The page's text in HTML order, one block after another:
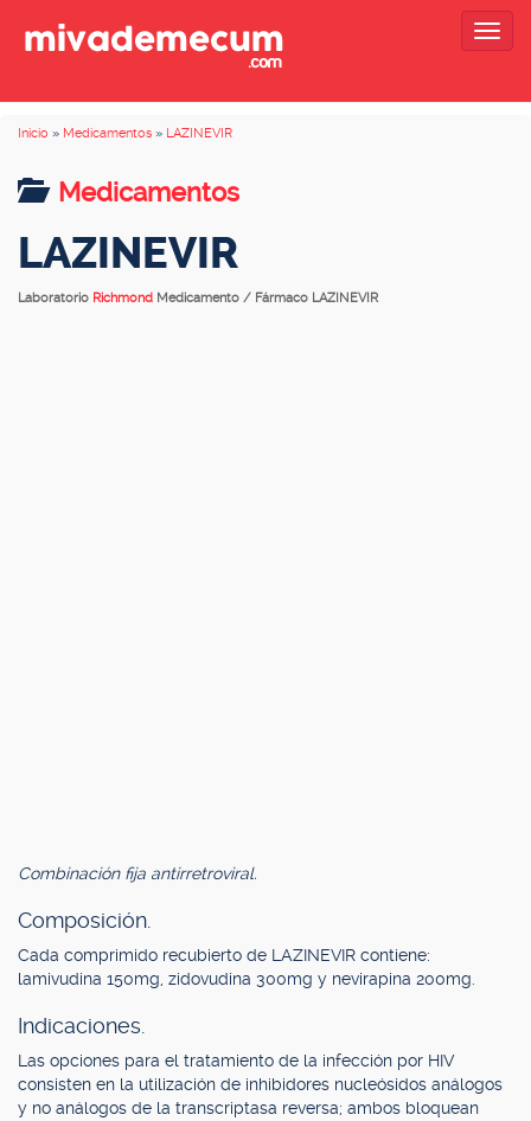
Inicio » Medicamentos » LAZINEVIR
Medicamentos
LAZINEVIR
Laboratorio Richmond Medicamento / Fármaco LAZINEVIR
Combinación fija antirretroviral.
Composición.
Cada comprimido recubierto de LAZINEVIR contiene:
lamivudina 150mg, zidovudina 300mg y nevirapina 200mg.
Indicaciones.
Las opciones para el tratamiento de la infección por HIV
consisten en la utilización de inhibidores nucleósidos análogos
y no análogos de la transcriptasa reversa; ambos bloquean